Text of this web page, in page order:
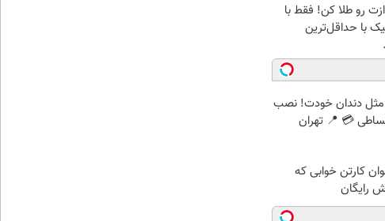
رو طلا کن! فقط با
با حداقل‌ترین
دندان خودت! نصب
💳 📍 تهران
کارتن خوابی که
رایگان